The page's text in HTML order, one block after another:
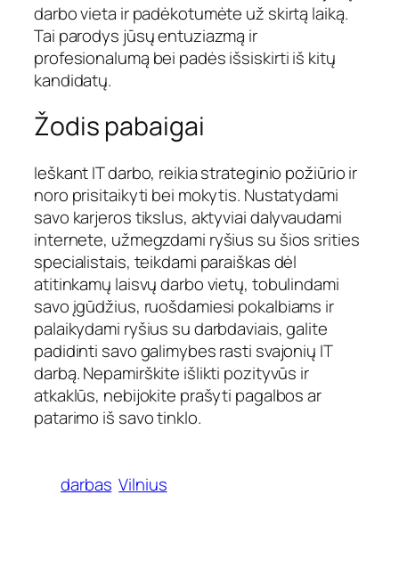
darbo vieta ir padėkotumėte už skirtą laiką.
Tai parodys jūsų entuziazmą ir
profesionalumą bei padės išsiskirti iš kitų
kandidatų.
Žodis pabaigai
Ieškant IT darbo, reikia strateginio požiūrio ir
noro prisitaikyti bei mokytis. Nustatydami
savo karjeros tikslus, aktyviai dalyvaudami
internete, užmegzdami ryšius su šios srities
specialistais, teikdami paraiškas dėl
atitinkamų laisvų darbo vietų, tobulindami
savo įgūdžius, ruošdamiesi pokalbiams ir
palaikydami ryšius su darbdaviais, galite
padidinti savo galimybes rasti svajonių IT
darbą. Nepamirškite išlikti pozityvūs ir
atkaklūs, nebijokite prašyti pagalbos ar
patarimo iš savo tinklo.
darbas Vilnius